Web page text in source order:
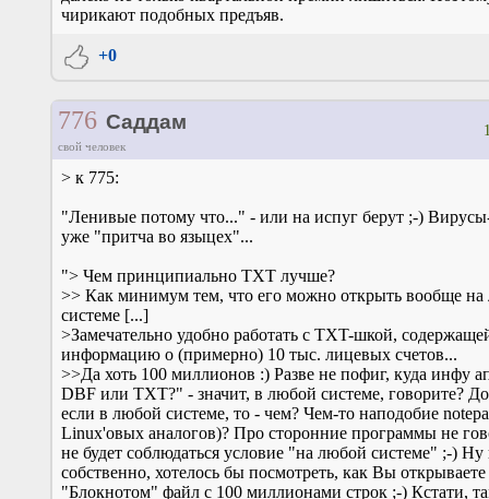
чирикают подобных предъяв.
+0
776 Саддам
свой человек
> к 775:
"Ленивые потому что..." - или на испуг берут ;-)
уже "притча во языцех"...
"> Чем принципиально TXT лучше?
>> Как минимум тем, что его можно открыть вообще
системе [...]
>Замечательно удобно работать с TXT-шкой,
информацию о (примерно) 10 тыс. лицевых счетов...
>>Да хоть 100 миллионов :) Разве не пофиг, куда инфу
DBF или TXT?" - значит, в любой системе, говорите?
если в любой системе, то - чем? Чем-то наподобие
Linux'овых аналогов)? Про сторонние программы не
не будет соблюдаться условие "на любой системе" ;-) Ну
собственно, хотелось бы посмотреть, как Вы
"Блокнотом" файл с 100 миллионами строк ;-) Кстати,